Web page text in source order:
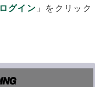
ログイン 」をクリック